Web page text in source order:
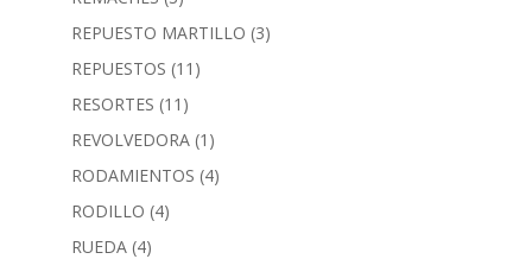
REPUESTO MARTILLO (3)
REPUESTOS (11)
RESORTES (11)
REVOLVEDORA (1)
RODAMIENTOS (4)
RODILLO (4)
RUEDA (4)